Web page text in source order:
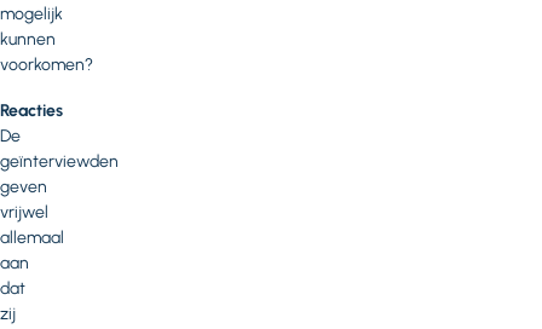
mogelijk
kunnen
voorkomen?
Reacties
De
geïnterviewden
geven
vrijwel
allemaal
aan
dat
zij